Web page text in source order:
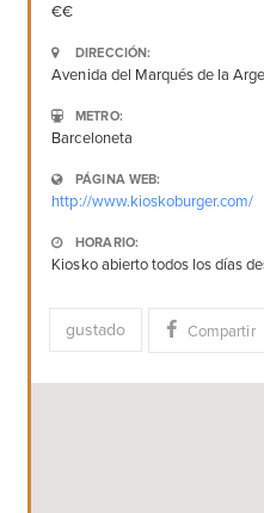
€€
DIRECCIÓN:
Avenida del Marqués de la
METRO:
Barceloneta
PÁGINA WEB:
http://www.kioskoburger.com/
HORARIO:
Kiosko abierto todos los días
gustado Compartir